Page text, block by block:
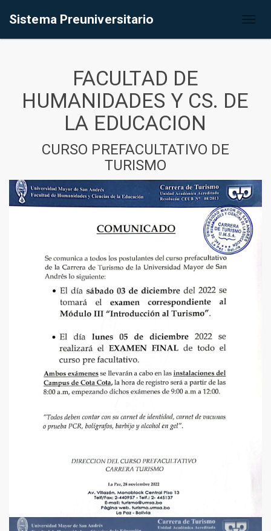
Sistema Preuniversitario
FACULTAD DE
HUMANIDADES Y CS. DE
LA EDUCACION
CURSO PREFACULTATIVO DE
TURISMO